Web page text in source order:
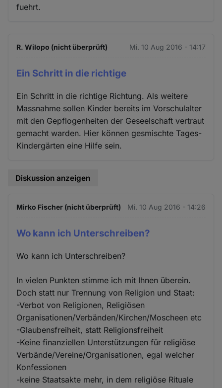
fuehrt.
R. Wilopo (nicht überprüft) Mi. 10 Aug 2016 - 14:17
Ein Schritt in die richtige
Ein Schritt in die richtige Richtung. Als weitere
Massnahme sollen Kinder bereits im Vorschulalter
mit den Gepflogenheiten der Geseelschaft vertraut
gemacht warden. Hier können gesmischte Tages-
Kindergärten eine Hilfe sein.
Diskussion anzeigen
Mirko Fischer (nicht überprüft) Mi. 10 Aug 2016 - 14:26
Wo kann ich Unterschreiben?
Wo kann ich Unterschreiben?
In vielen Punkten stimme ich mit Ihnen überein.
Doch statt nur Trennung von Religion und Staat:
-Verbot von Religionen, Religiösen
Organisationen/Verbänden/Kirchen/Moscheen etc
-Glaubensfreiheit, statt Religionsfreiheit
-Keine finanziellen Unterstützungen für religiöse
Verbände/Vereine/Organisationen, egal welcher
Konfessionen
-keine Staatsakte mehr, in dem religiöse Rituale